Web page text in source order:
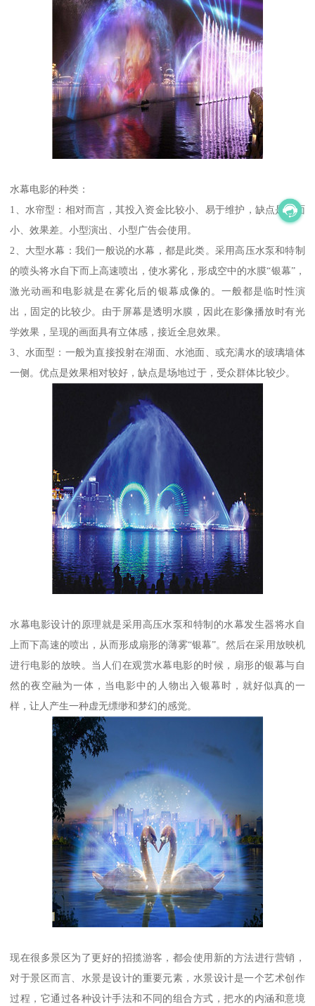
水幕电影的种类：
1、水帘型：相对而言，其投入资金比较小、易于维护，缺点是场面
小、效果差。小型演出、小型广告会使用。
2、大型水幕：我们一般说的水幕，都是此类。采用高压水泵和特制
的喷头将水自下而上高速喷出，使水雾化，形成空中的水膜“银幕”，
激光动画和电影就是在雾化后的银幕成像的。一般都是临时性演
出，固定的比较少。由于屏幕是透明水膜，因此在影像播放时有光
学效果，呈现的画面具有立体感，接近全息效果。
3、水面型：一般为直接投射在湖面、水池面、或充满水的玻璃墙体
一侧。优点是效果相对较好，缺点是场地过于，受众群体比较少。
水幕电影设计的原理就是采用高压水泵和特制的水幕发生器将水自
上而下高速的喷出，从而形成扇形的薄雾“银幕”。然后在采用放映机
进行电影的放映。当人们在观赏水幕电影的时候，扇形的银幕与自
然的夜空融为一体，当电影中的人物出入银幕时，就好似真的一
样，让人产生一种虚无缥缈和梦幻的感觉。
现在很多景区为了更好的招揽游客，都会使用新的方法进行营销，
对于景区而言、水景是设计的重要元素，水景设计是一个艺术创作
过程，它通过各种设计手法和不同的组合方式，把水的内涵和意境